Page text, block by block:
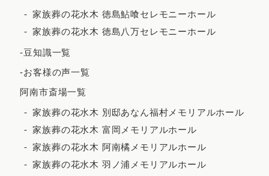
家族葬の花水木 徳島鮎喰セレモニーホール
家族葬の花水木 徳島八万セレモニーホール
-豆知識一覧
-お客様の声一覧
阿南市斎場一覧
家族葬の花水木 別邸あなん福村メモリアルホール
家族葬の花水木 富岡メモリアルホール
家族葬の花水木 阿南橘メモリアルホール
家族葬の花水木 羽ノ浦メモリアルホール